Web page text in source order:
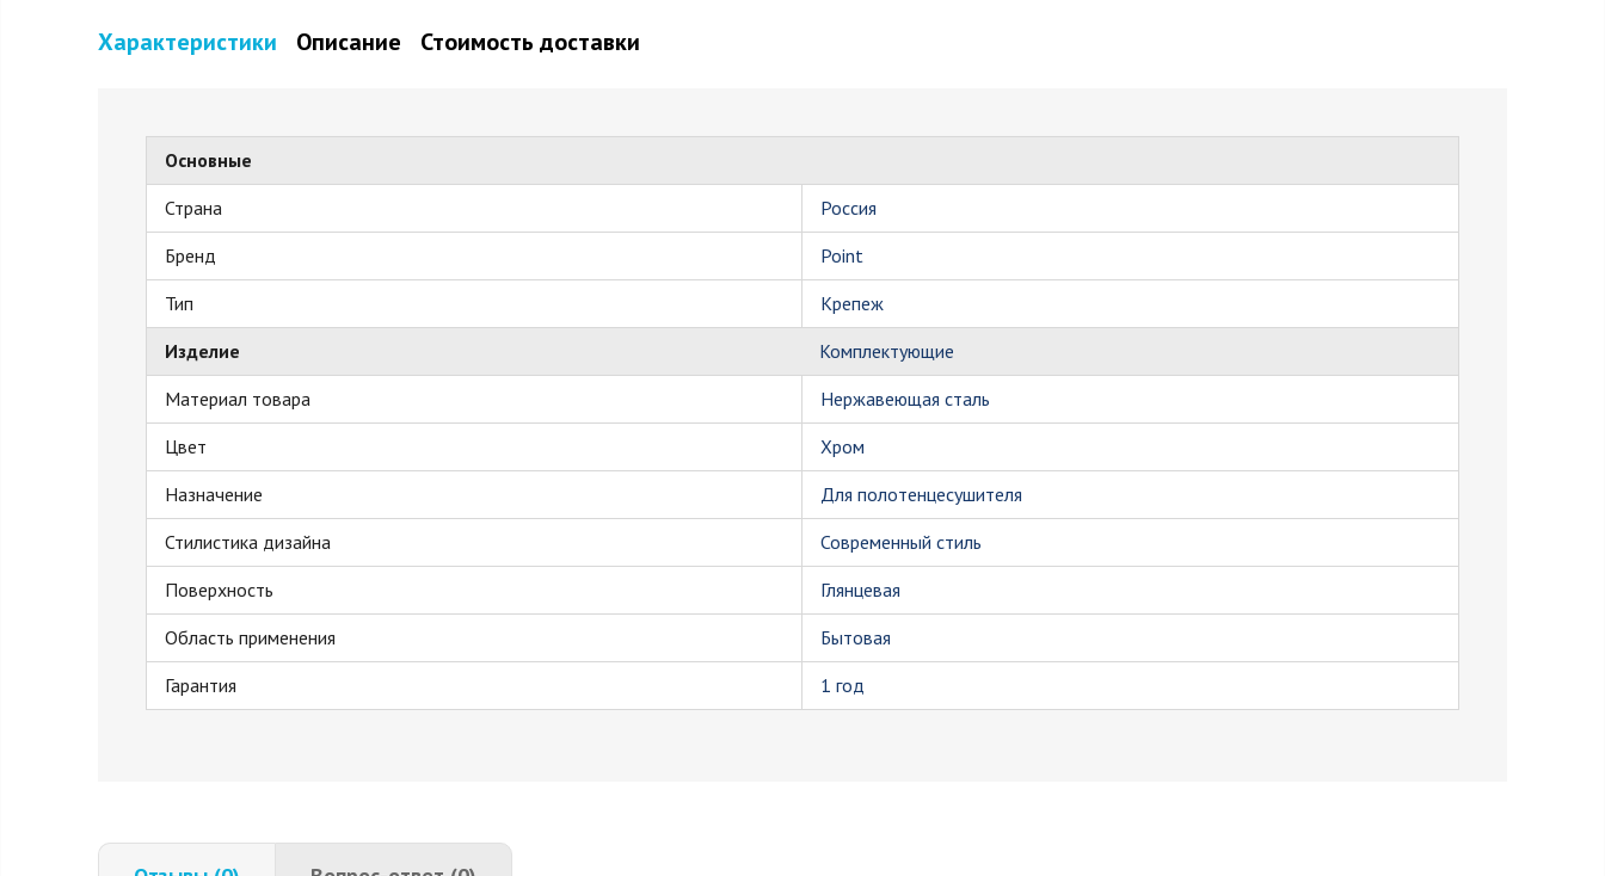
Характеристики Описание Стоимость доставки
Основные
Страна
Россия
Бренд
Point
Тип
Крепеж
Изделие
Комплектующие
Материал товара
Нержавеющая сталь
Цвет
Хром
Назначение
Для полотенцесушителя
Стилистика дизайна
Современный стиль
Поверхность
Глянцевая
Область применения
Бытовая
Гарантия
1 год